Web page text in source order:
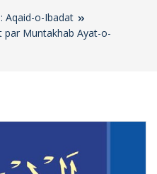
Aqaid-o-Ibadat
par Muntakhab Ayat-o-